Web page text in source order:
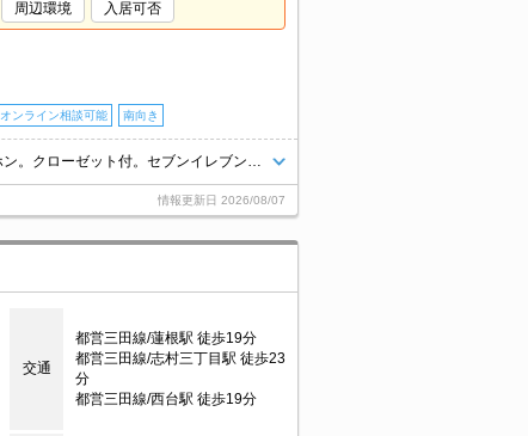
周辺環境 入居可否
オンライン相談可能 南向き
情報更新日 2026/08/07
交通
都営三田線/蓮根駅 徒歩19分
都営三田線/志村三丁目駅 徒歩23
分
都営三田線/西台駅 徒歩19分